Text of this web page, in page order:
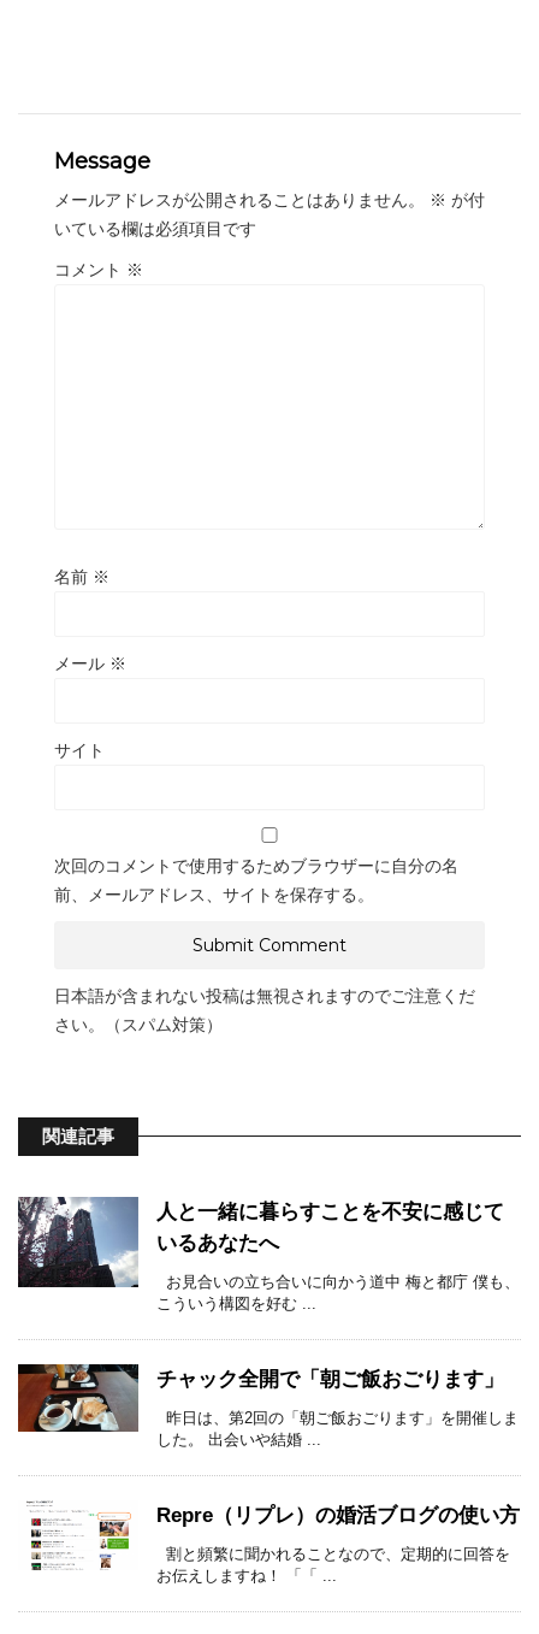
Message
メールアドレスが公開されることはありません。 ※ が付
いている欄は必須項目です
コメント ※
名前 ※
メール ※
サイト
次回のコメントで使用するためブラウザーに自分の名
前、メールアドレス、サイトを保存する。
日本語が含まれない投稿は無視されますのでご注意くだ
さい。（スパム対策）
関連記事
人と一緒に暮らすことを不安に感じて
いるあなたへ
お見合いの立ち合いに向かう道中 梅と都庁 僕も、
こういう構図を好む ...
チャック全開で「朝ご飯おごります」
昨日は、第2回の「朝ご飯おごります」を開催しま
した。 出会いや結婚 ...
Repre（リプレ）の婚活ブログの使い方
割と頻繁に聞かれることなので、定期的に回答を
お伝えしますね！ 「「 ...